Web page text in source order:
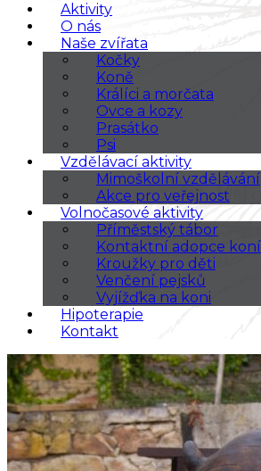
Aktivity
O nás
Naše zvířata
Kočky
Koně
Králíci a morčata
Ovce a kozy
Prasátko
Psi
Vzdělávací aktivity
Mimoškolní vzdělávání
Akce pro veřejnost
Volnočasové aktivity
Příměstský tábor
Kontaktní adopce koní
Kroužky pro děti
Venčení pejsků
Vyjížďka na koni
Hipoterapie
Kontakt